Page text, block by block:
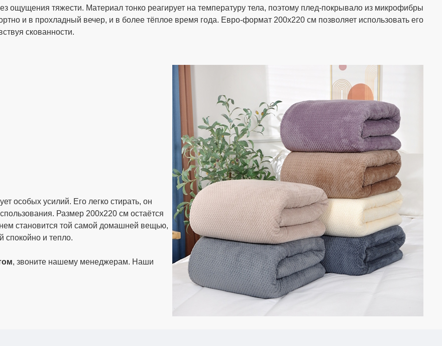
ощущения тяжести. Материал тонко реагирует на температуру тела, поэтому плед-покрывало из микрофибры
и в прохладный вечер, и в более тёплое время года. Евро-формат 200х220 см позволяет использовать его
скованности.
особых усилий. Его легко стирать, он
Размер 200х220 см остаётся
становится той самой домашней вещью,
спокойно и тепло.
, звоните нашему менеджерам. Наши